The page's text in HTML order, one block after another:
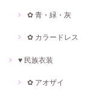
✿ 青・緑・灰
✿ カラードレス
♥ 民族衣装
✿ アオザイ